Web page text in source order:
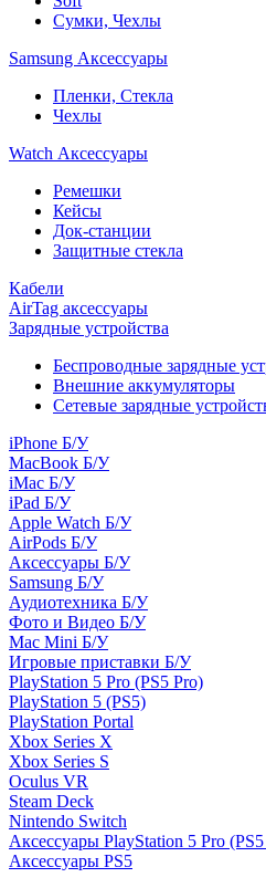
Сумки, Чехлы
Samsung Аксессуары
Пленки, Стекла
Чехлы
Watch Аксессуары
Ремешки
Кейсы
Док-станции
Защитные стекла
Кабели
AirTag аксессуары
Зарядные устройства
Беспроводные зарядные
Внешние аккумуляторы
Сетевые зарядные
iPhone Б/У
MacBook Б/У
iMac Б/У
iPad Б/У
Apple Watch Б/У
AirPods Б/У
Аксессуары Б/У
Samsung Б/У
Аудиотехника Б/У
Фото и Видео Б/У
Mac Mini Б/У
Игровые приставки Б/У
PlayStation 5 Pro (PS5 Pro)
PlayStation 5 (PS5)
PlayStation Portal
Xbox Series X
Xbox Series S
Oculus VR
Steam Deck
Nintendo Switch
Аксессуары PlayStation 5 Pro
Аксессуары PS5